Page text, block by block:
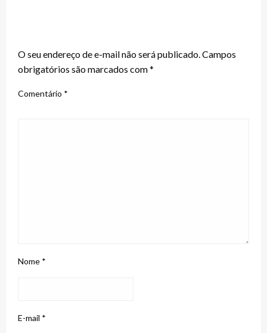
O seu endereço de e-mail não será publicado.Campos
obrigatórios são marcados com*
Comentário *
Nome *
E-mail *